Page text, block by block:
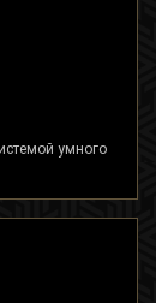
умного